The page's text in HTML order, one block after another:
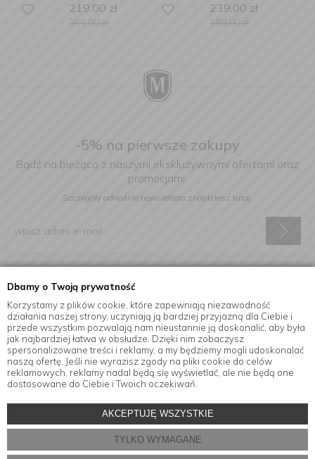
Dbamy o Twoją prywatność
Korzystamy z plików cookie, które zapewniają niezawodność
działania naszej strony, uczyniają ją bardziej przyjazną dla Ciebie i
przede wszystkim pozwalają nam nieustannie ją doskonalić, aby była
jak najbardziej łatwa w obsłudze. Dzięki nim zobaczysz
spersonalizowane treści i reklamy, a my będziemy mogli udoskonalać
naszą ofertę. Jeśli nie wyrazisz zgody na pliki cookie do celów
reklamowych, reklamy nadal będą się wyświetlać, ale nie będą one
dostosowane do Ciebie i Twoich oczekiwań.
AKCEPTUJĘ WSZYSTKIE
TYLKO WYMAGANE
219,00zł
zł
239,00zł
zł
-5% na pierwsze zakupy
Bądź na bieżąco z naszymi ekskluzywnymi ofertami oraz
promocjami.
Szczegóły odnośnie newslettera znajdziesz tutaj.
elektroniczną na podany adres e-mail.
Informacje
Akcesoria kuchenne w sklepie internetowym MensaHome.eu